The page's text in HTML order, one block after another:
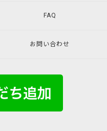
FAQ
お問い合わせ